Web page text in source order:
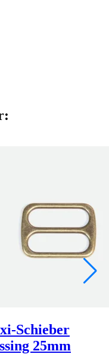
Schieber
25mm